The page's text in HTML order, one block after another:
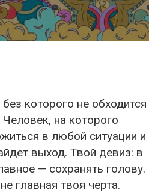
которого не обходится
на которого
в любой ситуации и
выход. Твой девиз: в
— сохранять голову.
главная твоя черта.